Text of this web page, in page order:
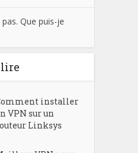
pas. Que puis-je
installer
VPN sur un
Linksys